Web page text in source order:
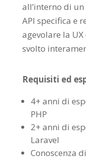
all’interno di
API specifica e
agevolare la
svolto
Requisiti ed
4+ anni di
PHP
2+ anni di
Laravel
Conoscenza